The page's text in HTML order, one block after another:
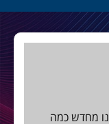
מחדש כמה